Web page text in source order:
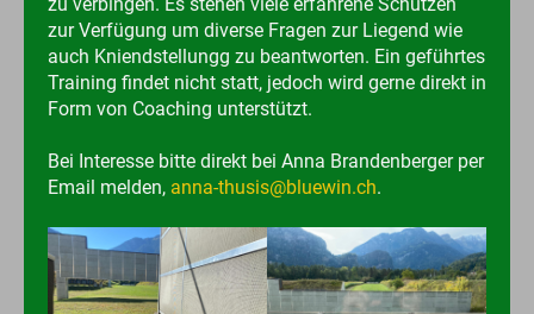
zur Verfügung um diverse Fragen zur Liegend wie
auch Kniendstellungg zu beantworten. Ein geführtes
Training findet nicht statt, jedoch wird gerne direkt in
Form von Coaching unterstützt.
Bei Interesse bitte direkt bei Anna Brandenberger per
Email melden, anna-thusis@bluewin.ch.